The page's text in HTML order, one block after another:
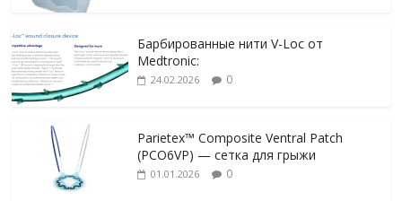
Барбированные нити V-Loc от
Medtronic:
24.02.2026 0
Parietex™ Composite Ventral Patch
(PCO6VP) — сетка для грыжи
01.01.2026 0